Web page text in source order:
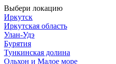
Выбери локацию
Иркутск
Иркутская область
Улан-Удэ
Бурятия
Тункинская долина
Ольхон и Малое море